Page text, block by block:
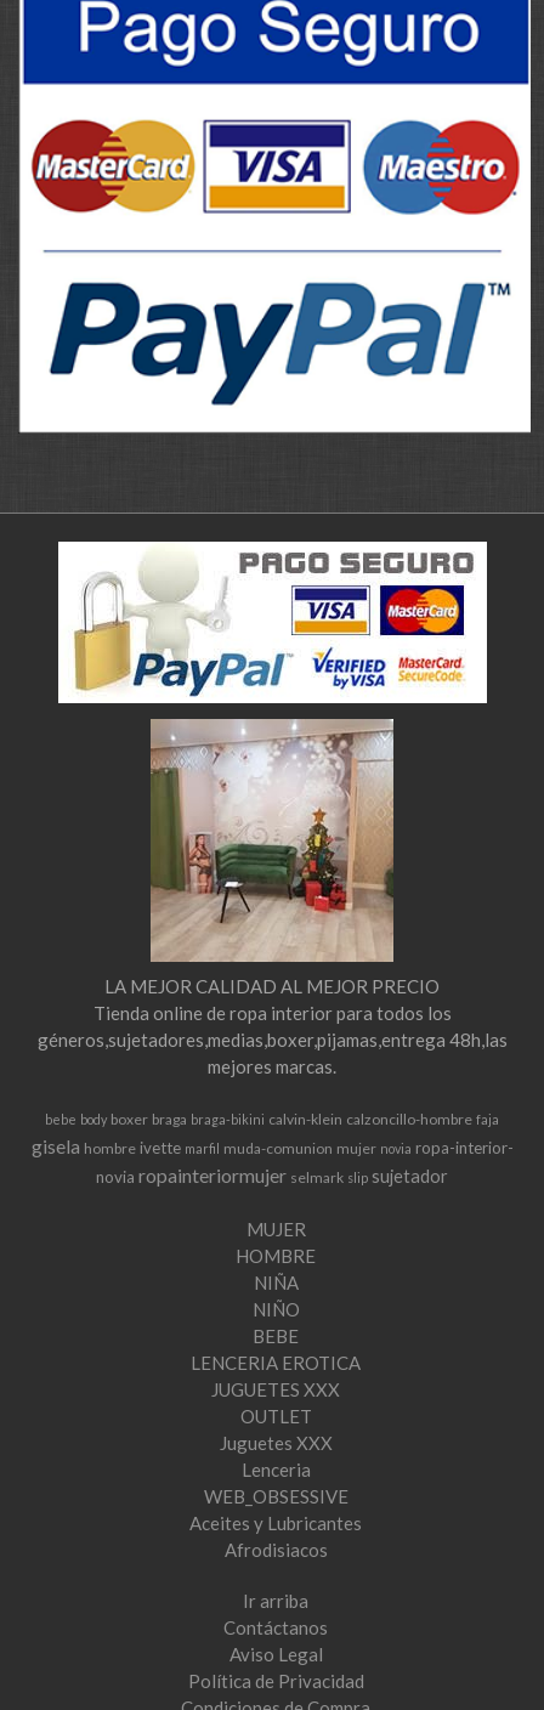
LA MEJOR CALIDAD AL MEJOR PRECIO
Tienda online de ropa interior para todos los
géneros,sujetadores,medias,boxer,pijamas,entrega 48h,las
mejores marcas.
bebe body boxer braga braga-bikini calvin-klein calzoncillo-hombre faja
gisela hombre ivette marfil muda-comunion mujer novia ropa-interior-
novia ropainteriormujer selmark slip sujetador
MUJER
HOMBRE
NIÑA
NIÑO
BEBE
LENCERIA EROTICA
JUGUETES XXX
OUTLET
Juguetes XXX
Lenceria
WEB_OBSESSIVE
Aceites y Lubricantes
Afrodisiacos
Ir arriba
Contáctanos
Aviso Legal
Política de Privacidad